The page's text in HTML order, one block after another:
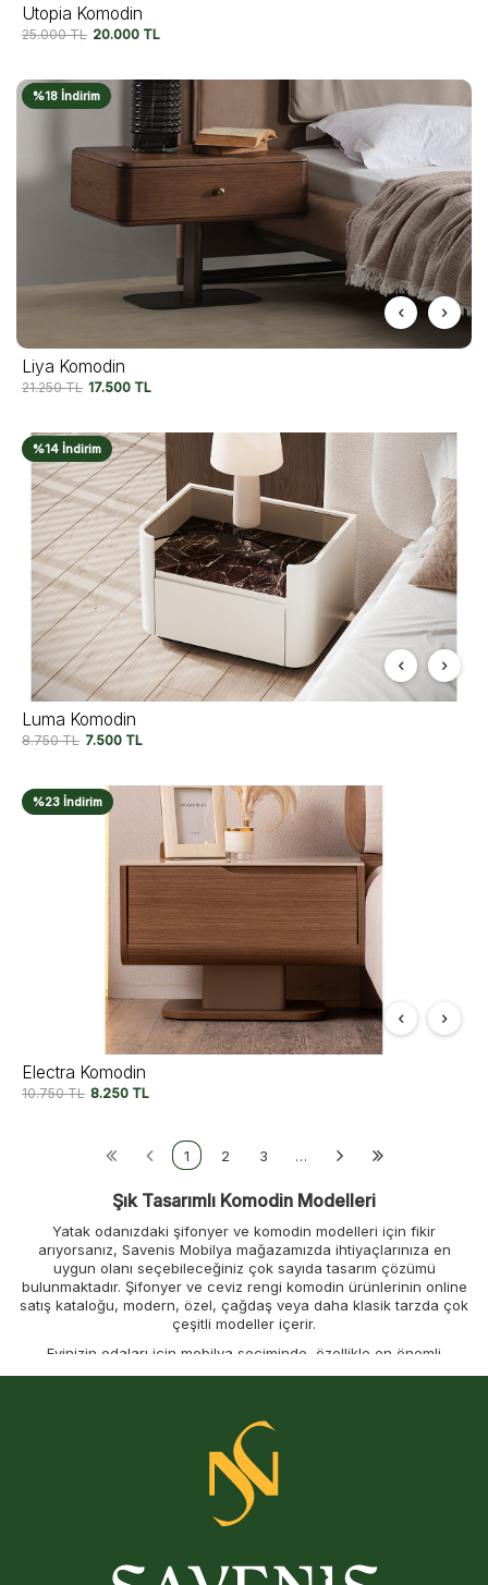
Utopia Komodin
25.000TL 20.000 TL
%18 İndirim
Liya Komodin
21.250TL 17.500 TL
%14 İndirim
Luma Komodin
8.750TL 7.500 TL
%23 İndirim
Electra Komodin
10.750TL 8.250 TL
1 2 3 …
Şık Tasarımlı Komodin Modelleri
Yatak odanızdaki şifonyer ve komodin modelleri için fikir
arıyorsanız, Savenis Mobilya mağazamızda ihtiyaçlarınıza en
uygun olanı seçebileceğiniz çok sayıda tasarım çözümü
bulunmaktadır. Şifonyer ve ceviz rengi komodin ürünlerinin online
satış kataloğu, modern, özel, çağdaş veya daha klasik tarzda çok
çeşitli modeller içerir.
Evinizin odaları için mobilya seçiminde, özellikle en önemli
arayışıyla geçiriyoruz, bu nedenle beklentilerimizi mükemmel
şekilde karşılayabilecek mobilyalarla kendimizi donatmamız şarttır.
Yatak odası dizaynında küçük bir ayrıntı da olsa komodin tasarımı
son derece önemlidir. Odadaki diğer eşyalarla uyum sağlayacak
ve odanıza renk katacak yatak odası komodin modellerini
markamızda bulabilirsiniz. 50 cm komodin gibi farklı ölçülere sahip
Online mağazamızdaki geniş şifonyer ve yatak yanı komodin